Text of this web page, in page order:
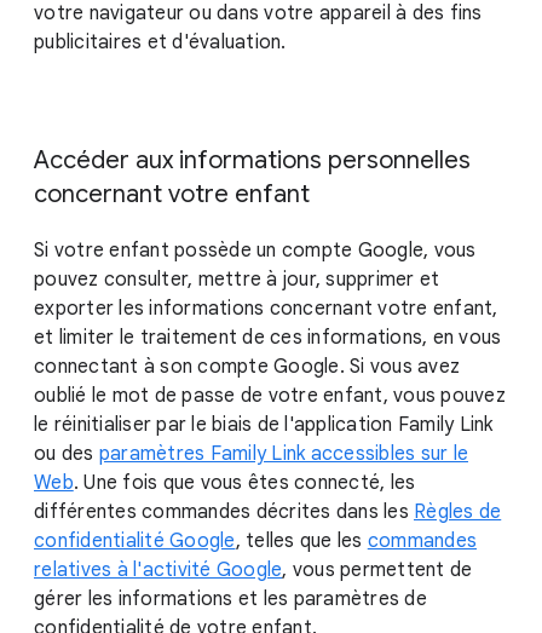
votre navigateur ou dans votre appareil à des fins
publicitaires et d'évaluation.
Accéder aux informations personnelles
concernant votre enfant
Si votre enfant possède un compte Google, vous
pouvez consulter, mettre à jour, supprimer et
exporter les informations concernant votre enfant,
et limiter le traitement de ces informations, en vous
connectant à son compte Google. Si vous avez
oublié le mot de passe de votre enfant, vous pouvez
le réinitialiser par le biais de l'application Family Link
ou des paramètres Family Link accessibles sur le
Web. Une fois que vous êtes connecté, les
différentes commandes décrites dans les Règles de
confidentialité Google, telles que les commandes
relatives à l'activité Google, vous permettent de
gérer les informations et les paramètres de
confidentialité de votre enfant.